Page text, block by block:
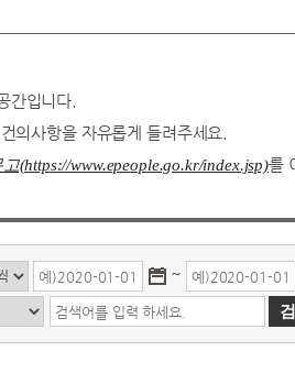
간입니다.
의사항을 자유롭게 들려주세요.
(https://www.epeople.go.kr/index.jsp)를
~